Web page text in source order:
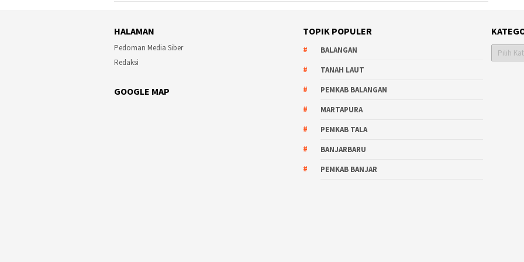
HALAMAN
Pedoman Media Siber
Redaksi
GOOGLE MAP
TOPIK POPULER
BALANGAN
TANAH LAUT
PEMKAB BALANGAN
MARTAPURA
PEMKAB TALA
BANJARBARU
PEMKAB BANJAR
Kategori